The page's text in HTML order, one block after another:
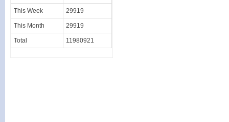
This Week 29919
This Month 29919
Total 11980921